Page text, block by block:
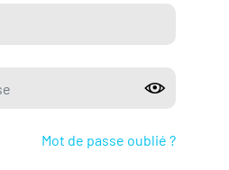
Mot de passe oublié ?